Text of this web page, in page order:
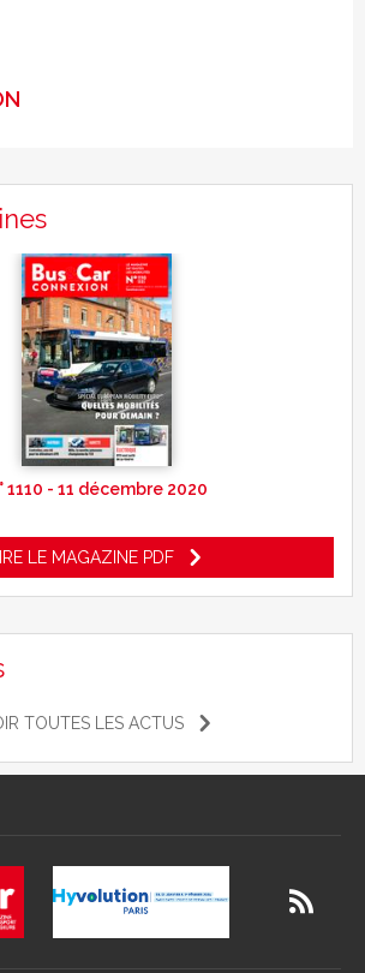
1110 - 11 décembre 2020
LIRE LE MAGAZINE PDF
TOUTES LES ACTUS